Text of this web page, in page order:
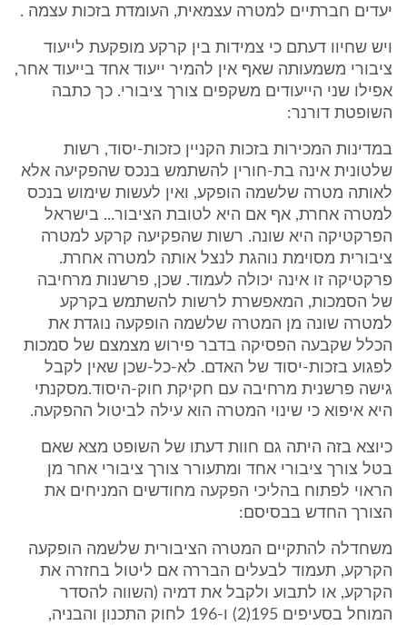
יעדים חברתיים למטרה עצמאית, העומדת בזכות עצמה .
ויש שחיוו דעתם כי צמידות בין קרקע מופקעת לייעוד
ציבורי משמעותה שאף אין להמיר ייעוד אחד בייעוד אחר,
אפילו שני הייעודים משקפים צורך ציבורי. כך כתבה
השופטת דורנר:
במדינות המכירות בזכות הקניין כזכות-יסוד, רשות
שלטונית אינה בת-חורין להשתמש בנכס שהפקיעה אלא
לאותה מטרה שלשמה הופקע, ואין לעשות שימוש בנכס
למטרה אחרת, אף אם היא לטובת הציבור... בישראל
הפרקטיקה היא שונה. רשות שהפקיעה קרקע למטרה
ציבורית מסוימת נוהגת לנצל אותה למטרה אחרת.
פרקטיקה זו אינה יכולה לעמוד. שכן, פרשנות מרחיבה
של הסמכות, המאפשרת לרשות להשתמש בקרקע
למטרה שונה מן המטרה שלשמה הופקעה נוגדת את
הכלל שקבעה הפסיקה בדבר פירוש מצמצם של סמכות
לפגוע בזכות-יסוד של האדם. לא-כל-שכן שאין לקבל
גישה פרשנית מרחיבה עם חקיקת חוק-היסוד.מסקנתי
היא איפוא כי שינוי המטרה הוא עילה לביטול ההפקעה.
כיוצא בזה היתה גם חוות דעתו של השופט מצא שאם
בטל צורך ציבורי אחד ומתעורר צורך ציבורי אחר מן
הראוי לפתוח בהליכי הפקעה מחודשים המניחים את
הצורך החדש בבסיסם:
משחדלה להתקיים המטרה הציבורית שלשמה הופקעה
הקרקע, תעמוד לבעלים הבררה אם ליטול בחזרה את
הקרקע, או לתבוע ולקבל את דמיה (השווה להסדר
המוחל בסעיפים 195(2) ו-196 לחוק התכנון והבניה,